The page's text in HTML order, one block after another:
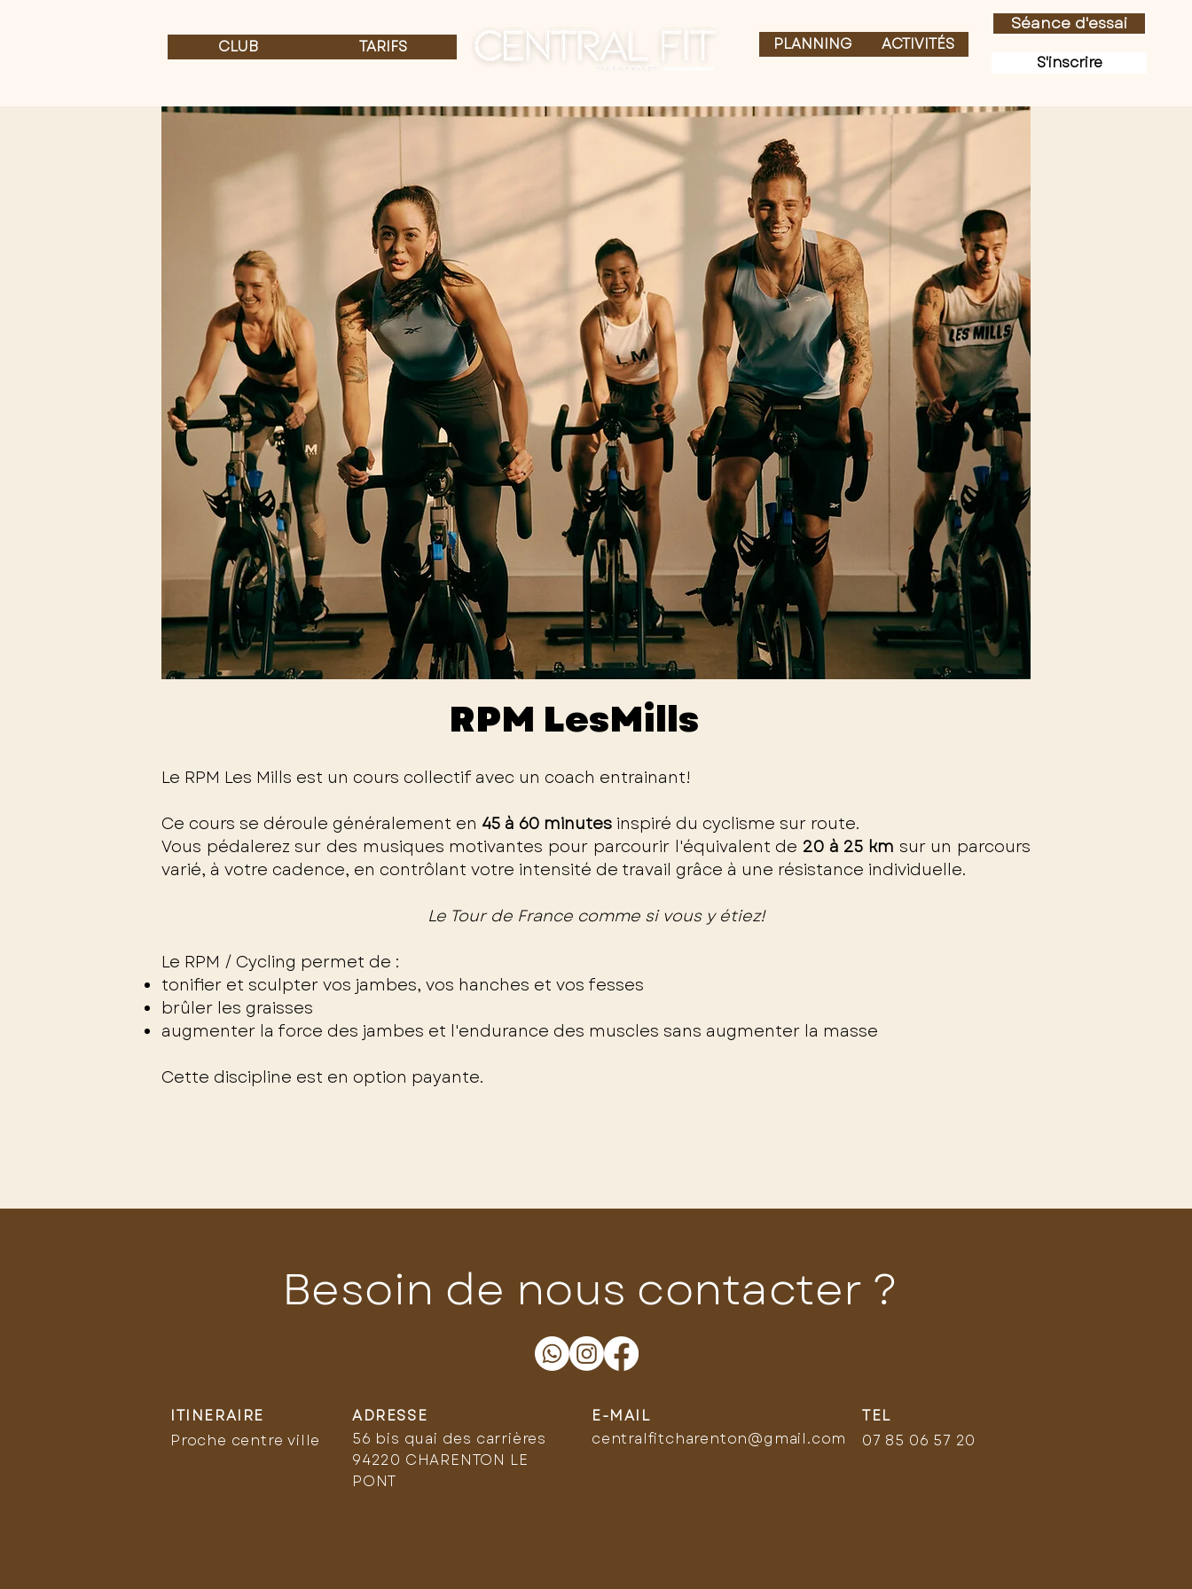
CLUB TARIFS PLANNING ACTIVITÉS
Séance d'essai
S'inscrire
RPM LesMills
Le RPM Les Mills est un cours collectif avec un coach entrainant!
Ce cours se déroule généralement en 45 à 60 minutes inspiré du cyclisme sur route.
Vous pédalerez sur des musiques motivantes pour parcourir l'équivalent de 20 à 25 km sur un parcours
varié, à votre cadence, en contrôlant votre intensité de travail grâce à une résistance individuelle.
Le Tour de France comme si vous y étiez!
Le RPM / Cycling permet de :
tonifier et sculpter vos jambes, vos hanches et vos fesses
brûler les graisses
augmenter la force des jambes et l'endurance des muscles sans augmenter la masse
Cette discipline est en option payante.
Besoin de nous contacter ?
ITINERAIRE
Proche centre ville
ADRESSE
56 bis quai des carrières
94220 CHARENTON LE
PONT
E-MAIL
centralfitcharenton@gmail.com
TEL
07 85 06 57 20